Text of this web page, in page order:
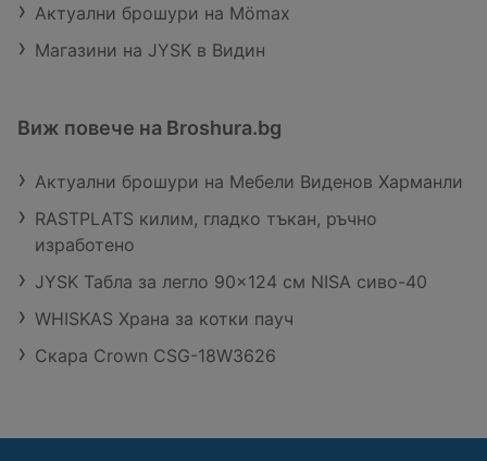
Актуални брошури на Mömax
Магазини на JYSK в Видин
Виж повече на Broshura.bg
Актуални брошури на Мебели Виденов Харманли
RASTPLATS килим, гладко тъкан, ръчно
изработено
JYSK Табла за легло 90x124 см NISA сиво-40
WHISKAS Храна за котки пауч
Скара Crown CSG-18W3626